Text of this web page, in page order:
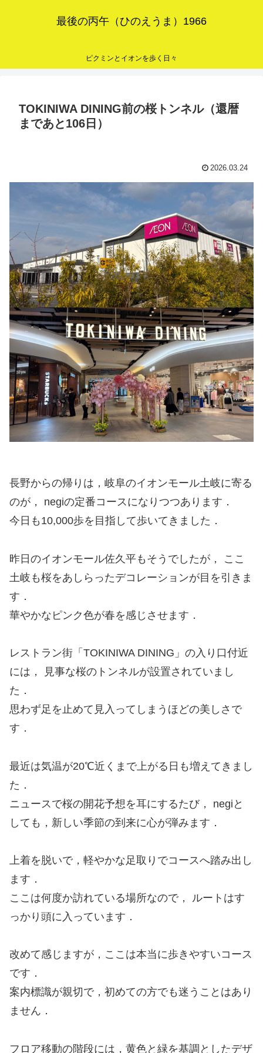
最後の丙午（ひのえうま）1966
ピクミンとイオンを歩く日々
TOKINIWA DINING前の桜トンネル（還暦
まであと106日）
2026.03.24
長野からの帰りは，岐阜のイオンモール土岐に寄る
のが， negiの定番コースになりつつあります．
今日も10,000歩を目指して歩いてきました．
昨日のイオンモール佐久平もそうでしたが， ここ
土岐も桜をあしらったデコレーションが目を引きま
す．
華やかなピンク色が春を感じさせます．
レストラン街「TOKINIWA DINING」の入り口付近
には， 見事な桜のトンネルが設置されていまし
た．
思わず足を止めて見入ってしまうほどの美しさで
す．
最近は気温が20℃近くまで上がる日も増えてきまし
た．
ニュースで桜の開花予想を耳にするたび， negiと
しても，新しい季節の到来に心が弾みます．
上着を脱いで，軽やかな足取りでコースへ踏み出し
ます．
ここは何度か訪れている場所なので， ルートはす
っかり頭に入っています．
改めて感じますが，ここは本当に歩きやすいコース
です．
案内標識が親切で，初めての方でも迷うことはあり
ません．
フロア移動の階段には，黄色と緑を基調としたデザ